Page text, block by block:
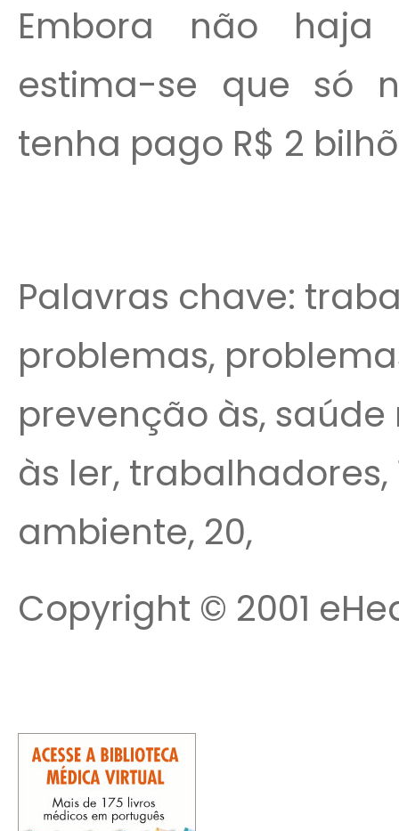
Embora não haja
estima-se que só
tenha pago R$ 2
Palavras chave:
problemas,
prevenção às, saúde
às ler, trabalhadores,
ambiente, 20,
Copyright © 2001